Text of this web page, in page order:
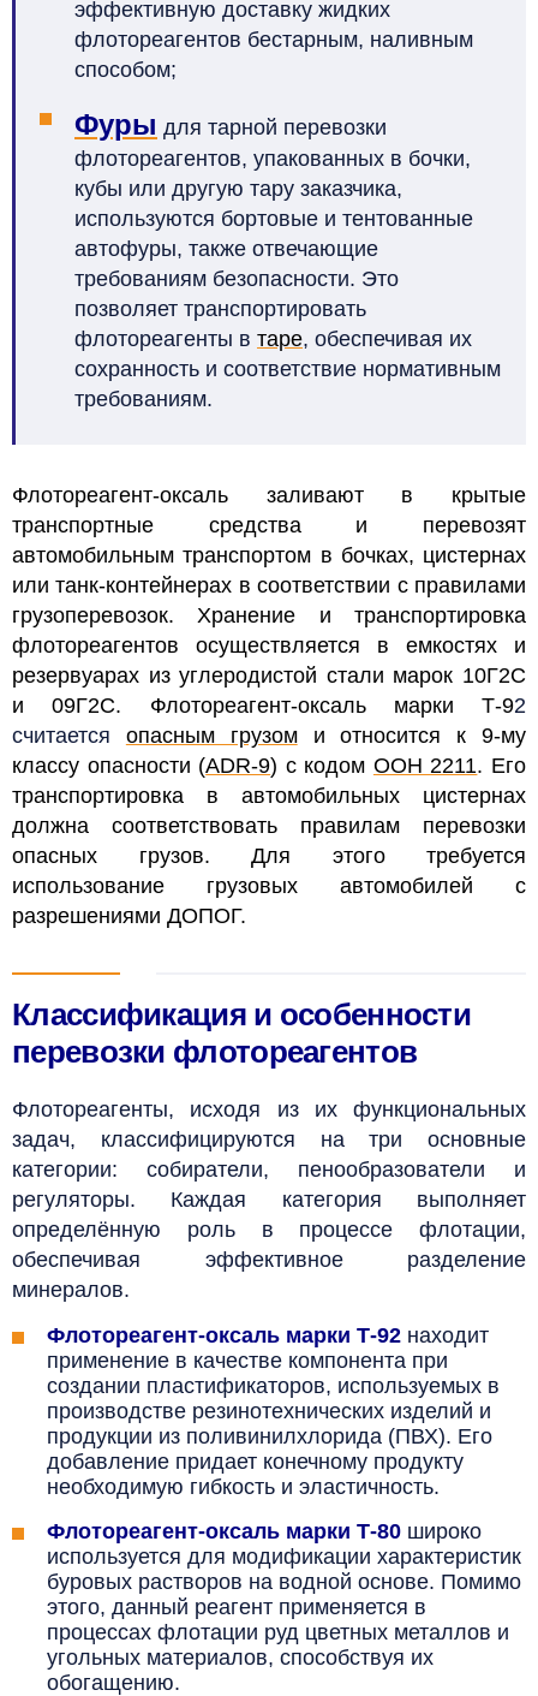
эффективную доставку жидких
флотореагентов бестарным, наливным
способом;
Фуры для тарной перевозки
флотореагентов, упакованных в бочки,
кубы или другую тару заказчика,
используются бортовые и тентованные
автофуры, также отвечающие
требованиям безопасности. Это
позволяет транспортировать
флотореагенты в таре, обеспечивая их
сохранность и соответствие нормативным
требованиям.
Флотореагент-оксаль заливают в крытые
транспортные средства и перевозят
автомобильным транспортом в бочках, цистернах
или танк-контейнерах в соответствии с правилами
грузоперевозок. Хранение и транспортировка
флотореагентов осуществляется в емкостях и
резервуарах из углеродистой стали марок 10Г2С
и09Г2С. Флотореагент-оксаль марки Т-92
считается опасным грузоми относится к 9-му
классу опасности (ADR-9) с кодом ООН 2211. Его
транспортировка в автомобильных цистернах
должна соответствовать правилам перевозки
опасных грузов. Для этого требуется
использование грузовых автомобилей с
разрешениями ДОПОГ.
Классификация и особенности
перевозки флотореагентов
Флотореагенты, исходя из их функциональных
задач, классифицируются на три основные
категории: собиратели, пенообразователи и
регуляторы. Каждая категория выполняет
определённую роль в процессе флотации,
обеспечивая эффективное разделение
минералов.
Флотореагент-оксаль марки Т-92 находит
применение в качестве компонента при
создании пластификаторов, используемых в
производстве резинотехнических изделий и
продукции из поливинилхлорида (ПВХ). Его
добавление придает конечному продукту
необходимую гибкость и эластичность.
Флотореагент-оксаль марки Т-80 широко
используется для модификации характеристик
буровых растворов на водной основе. Помимо
этого, данный реагент применяется в
процессах флотации руд цветных металлов и
угольных материалов, способствуя их
обогащению.